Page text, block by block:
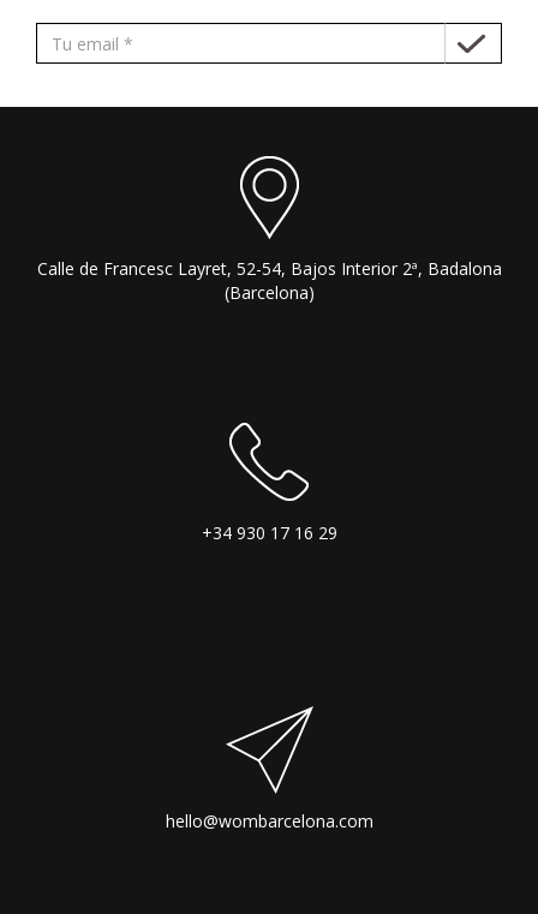
Calle de Francesc Layret, 52-54, Bajos Interior 2ª, Badalona
(Barcelona)
+34 930 17 16 29
hello@wombarcelona.com